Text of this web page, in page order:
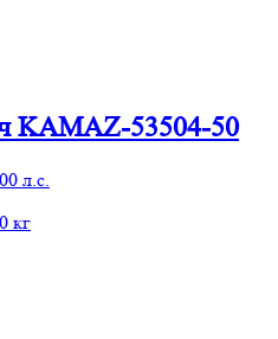
KAMAZ-53504-50
л.с.
кг